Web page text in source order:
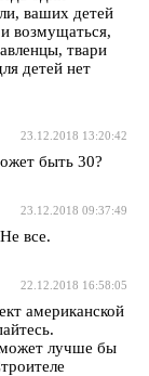
ваших детей
возмущаться,
твари
детей нет
23.12.2018 13:20:42
быть 30?
23.12.2018 09:37:49
все.
22.12.2018 16:58:05
американской
лучше бы